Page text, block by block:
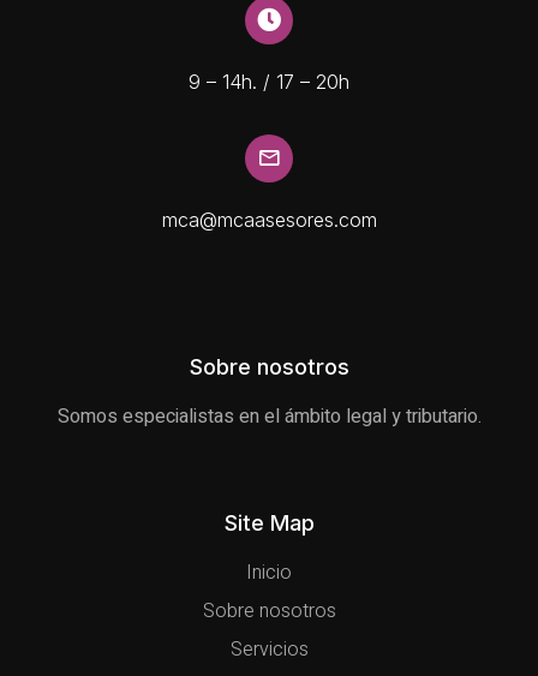
9 – 14h. / 17 – 20h
mca@mcaasesores.com
Sobre nosotros
Somos especialistas en el ámbito legal y tributario.
Site Map
Inicio
Sobre nosotros
Servicios